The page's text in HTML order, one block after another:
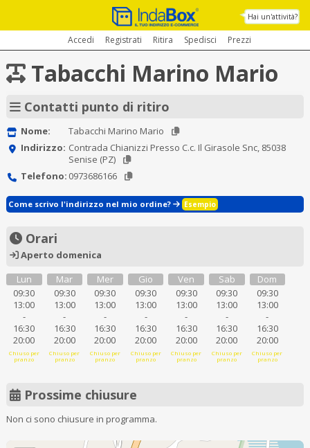
Hai un'attività?
Accedi Registrati Ritira Spedisci Prezzi
Tabacchi Marino Mario
Contatti punto di ritiro
Nome:
Tabacchi Marino Mario
Indirizzo: Contrada Chianizzi Presso C.c. Il Girasole Snc, 85038
Senise (PZ)
Telefono: 0973686166
Come scrivo l'indirizzo nel mio ordine? Esempio
Orari
Aperto domenica
Lun
09:30
13:00
-
16:30
20:00
Chiuso per
pranzo
Mar
09:30
13:00
-
16:30
20:00
Chiuso per
pranzo
Mer
09:30
13:00
-
16:30
20:00
Chiuso per
pranzo
Gio
09:30
13:00
-
16:30
20:00
Chiuso per
pranzo
Ven
09:30
13:00
-
16:30
20:00
Chiuso per
pranzo
Sab
09:30
13:00
-
16:30
20:00
Chiuso per
pranzo
Dom
09:30
13:00
-
16:30
20:00
Chiuso per
pranzo
Prossime chiusure
Non ci sono chiusure in programma.